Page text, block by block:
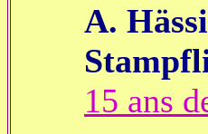
A.
15 ans